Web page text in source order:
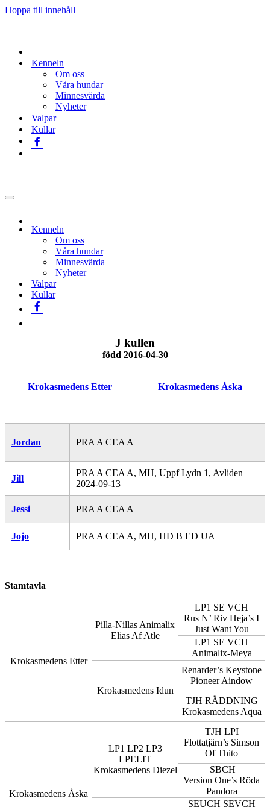
Hoppa till innehåll
Kenneln
Om oss
Våra hundar
Minnesvärda
Nyheter
Valpar
Kullar
Navigeringsmeny
Kenneln
Om oss
Våra hundar
Minnesvärda
Nyheter
Valpar
Kullar
J kullen
född 2016-04-30
Krokasmedens Etter Krokasmedens Åska
Jordan PRA A CEA A
Jill
PRA A CEA A, MH, Uppf Lydn 1, Avliden
2024-09-13
Jessi PRA A CEA A
Jojo PRA A CEA A, MH, HD B ED UA
Stamtavla
Krokasmedens Etter
Pilla-Nillas Animalix
Elias Af Atle
LP1 SE VCH
Rus N’ Riv Heja’s I
Just Want You
LP1 SE VCH
Animalix-Meya
Krokasmedens Idun
Renarder’s Keystone
Pioneer Aindow
TJH RÄDDNING
Krokasmedens Aqua
Krokasmedens Åska
LP1 LP2 LP3
LPELIT
Krokasmedens Diezel
TJH LPI
Flottatjärn’s Simson
Of Thito
SBCH
Version One’s Röda
Pandora
SEUCH SEVCH